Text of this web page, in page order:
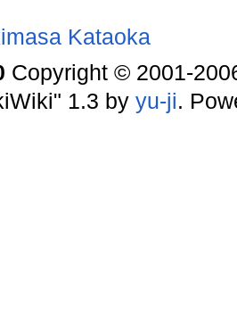
Kataoka
Copyright © 2001-
1.3 by yu-ji.